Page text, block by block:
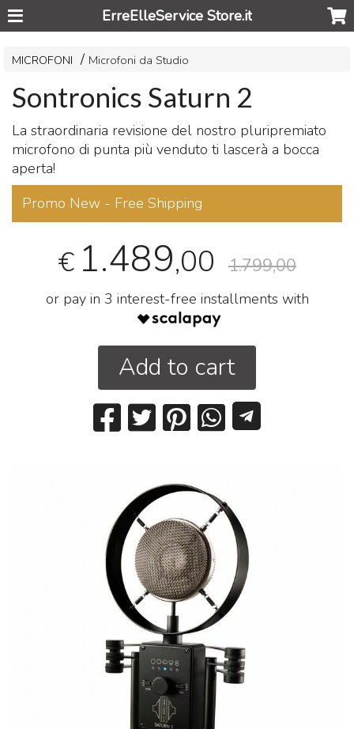
ErreElleService Store.it
MICROFONI Microfoni da Studio
Sontronics Saturn 2
La straordinaria revisione del nostro pluripremiato
microfono di punta più venduto ti lascerà a bocca
aperta!
Promo New - Free Shipping
€ 1.489,00 1.799,00
or pay in 3 interest-free installments with
Add to cart